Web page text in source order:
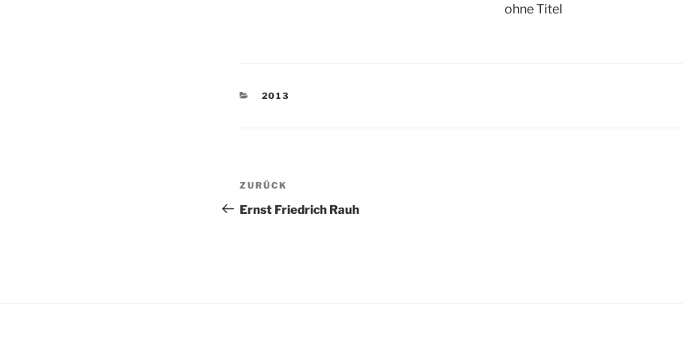
ohne Titel
KATEGORIEN
2013
Beitragsnavigation
Vorheriger
Beitrag
ZURÜCK
Ernst Friedrich Rauh